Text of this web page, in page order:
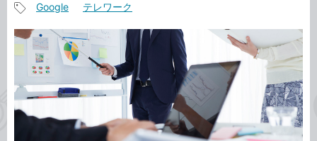
事
カ
テ
ゴ
リ
事
タ
グ
Google テレワーク